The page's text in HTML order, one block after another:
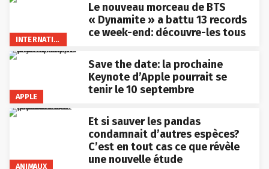
INTERNATIONAL
Le nouveau morceau de BTS
« Dynamite » a battu 13 records
ce week-end: découvre-les tous
APPLE
Save the date: la prochaine
Keynote d’Apple pourrait se
tenir le 10 septembre
ANIMAUX
Et si sauver les pandas
condamnait d’autres espèces?
C’est en tout cas ce que révèle
une nouvelle étude